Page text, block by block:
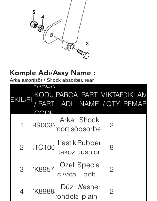
Komple Adı/Assy Name :
Arka amortisör / Shock absorber, rear
SEKIL/FIG
PARCA
KODU
/ PART
CODE
PARCA
ADI
PART
NAME
MIKTAR
/ QTY.
ACIKLAMA
/ REMARK
1 52RS003209
Arka
amortisör-
KMPL.
Shock
absorber,
rear-
ASSY.
2
2 K1C1006
Lastik
takoz
Rubber
cushion
8
3 7K89577
Özel
cıvata
Special
bolt
2
4 7K89888
Düz
rondela
Washer,
plain
2